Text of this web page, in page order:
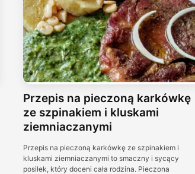
Przepis na pieczoną karkówkę
ze szpinakiem i kluskami
ziemniaczanymi
Przepis na pieczoną karkówkę ze szpinakiem i
kluskami ziemniaczanymi to smaczny i sycący
posiłek, który doceni cała rodzina. Pieczona